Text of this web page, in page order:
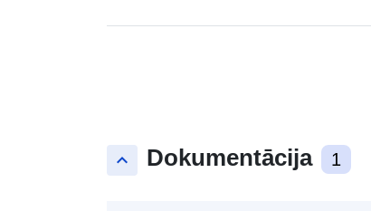
keyboard_arrow_up Dokumentācija 1